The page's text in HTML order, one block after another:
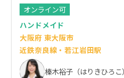
オンライン可
ハンドメイド
大阪府 東大阪市
近鉄奈良線・若江岩田駅
榛木裕子（はりきひろこ）